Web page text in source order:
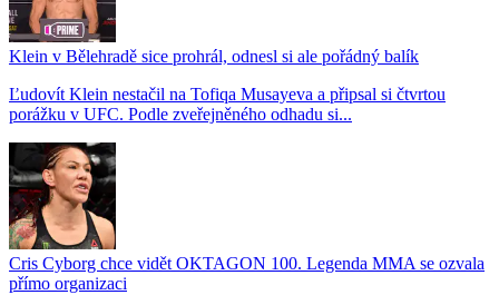
Klein v Bělehradě sice prohrál, odnesl si ale pořádný balík
Ľudovít Klein nestačil na Tofiqa Musayeva a připsal si čtvrtou
porážku v UFC. Podle zveřejněného odhadu si...
Cris Cyborg chce vidět OKTAGON 100. Legenda MMA se ozvala
přímo organizaci